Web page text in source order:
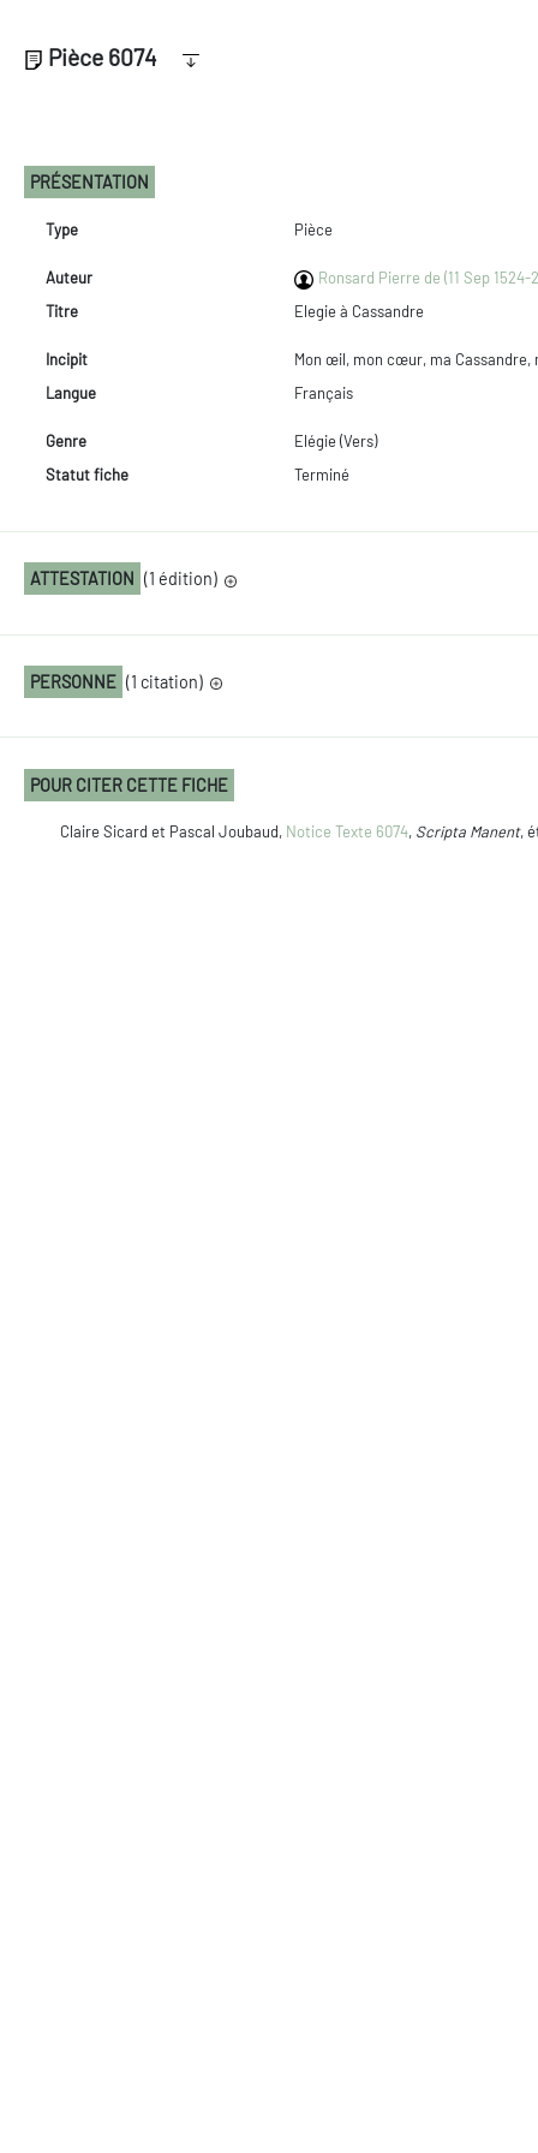
Pièce 6074
PRÉSENTATION
Type Pièce
Auteur
Ronsard Pierre de (11 Sep 1524-
Titre
Elegie à Cassandre
Incipit
Mon œil, mon cœur, ma Cassandre,
Langue
Français
Genre
Elégie (Vers)
Statut fiche
Terminé
ATTESTATION (1 édition)
PERSONNE (1 citation)
POUR CITER CETTE FICHE
Claire Sicard et Pascal Joubaud, Notice Texte 6074, Scripta Manent,